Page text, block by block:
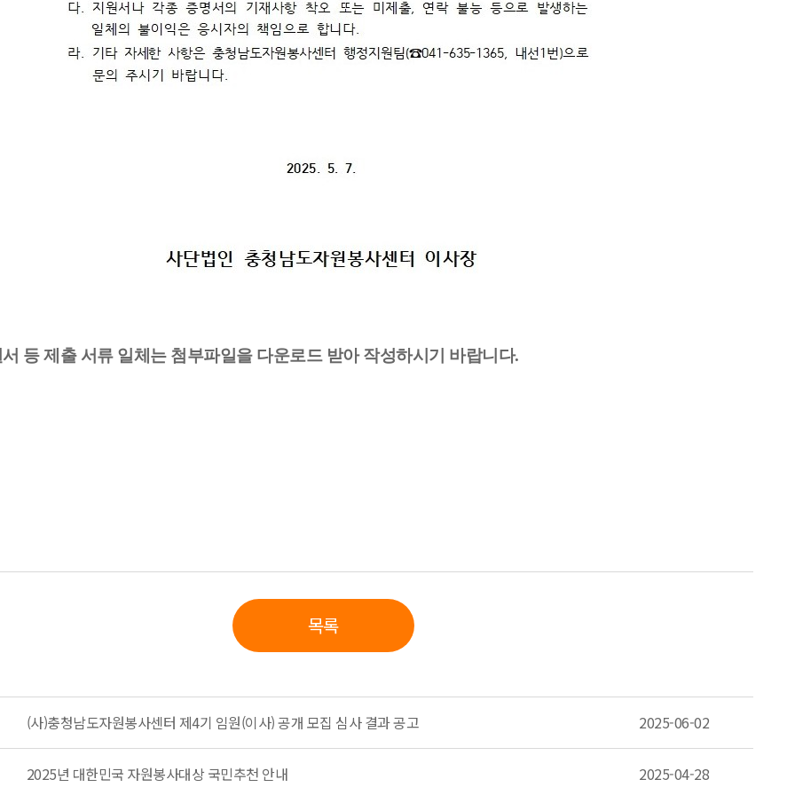
등 제출 서류 일체는 첨부파일을 다운로드 받아 작성하시기 바랍니다.
목록
(사)충청남도자원봉사센터 제4기 임원(이사) 공개 모집 심사 결과 공고 2025-06-02
2025년 대한민국 자원봉사대상 국민추천 안내 2025-04-28